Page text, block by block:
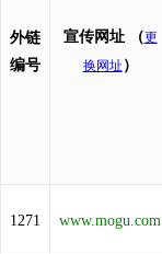
外链
编号
宣传网址 （更
换网址 ）
1271 www.mogu.com